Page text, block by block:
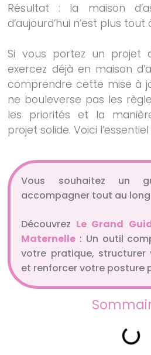
Résultat : la maison
d’aujourd’hui n’est plus
Si vous portez un projet
exercez déjà en maison
comprendre cette mise à
ne bouleverse pas les
les priorités et la
projet solide. Voici
Vous souhaitez un
accompagner tout au
Découvrez Le Grand
Maternelle : Un outil
votre pratique, structurer
et renforcer votre posture